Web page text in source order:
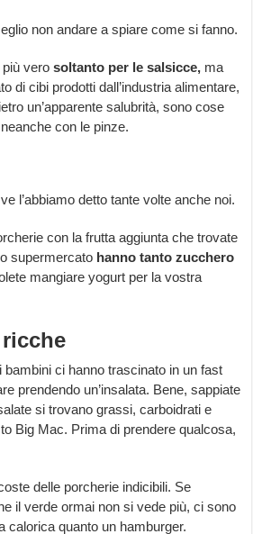
non andare a spiare come si fanno.
più verosoltanto per le salsicce, ma
di cibi prodotti dall’industria alimentare,
un’apparente salubrità, sono cose
con le pinze.
l’abbiamo detto tante volte anche noi.
con la frutta aggiunta che trovate
supermercato hanno tanto zucchero
mangiare yogurt per la vostra
bambini ci hanno trascinato in un fast
prendendo un’insalata. Bene, sappiate
si trovano grassi, carboidrati e
Big Mac. Prima di prendere qualcosa,
delle porcherie indicibili. Se
il verde ormai non si vede più, ci sono
calorica quanto un hamburger.